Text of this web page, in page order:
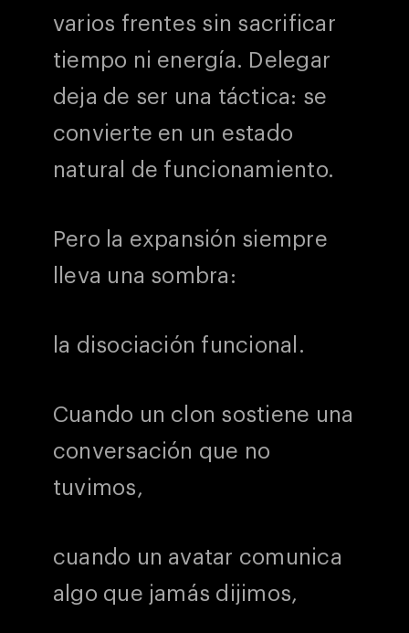
varios frentes sin sacrificar
tiempo ni energía. Delegar
deja de ser una táctica: se
convierte en un estado
natural de funcionamiento.
Pero la expansión siempre
lleva una sombra:
la disociación funcional.
Cuando un clon sostiene una
conversación que no
tuvimos,
cuando un avatar comunica
algo que jamás dijimos,